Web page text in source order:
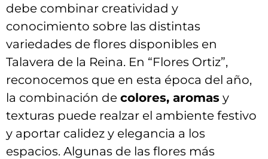
debe combinar creatividad y
conocimiento sobre⁣ las distintas
variedades de flores disponibles en
Talavera de la Reina. En “Flores ‍Ortiz”,
⁣reconocemos que‍ en ⁣esta época⁢ del ⁣año,⁤
la⁢ combinación ⁣de colores, ‍aromas y
texturas ⁣puede realzar el⁣ ambiente festivo
‍y aportar calidez‍ y elegancia a los
espacios. Algunas de ⁤las flores más